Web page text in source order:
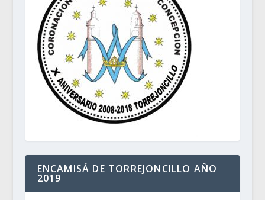
ENCAMISÁ DE TORREJONCILLO AÑO
2019